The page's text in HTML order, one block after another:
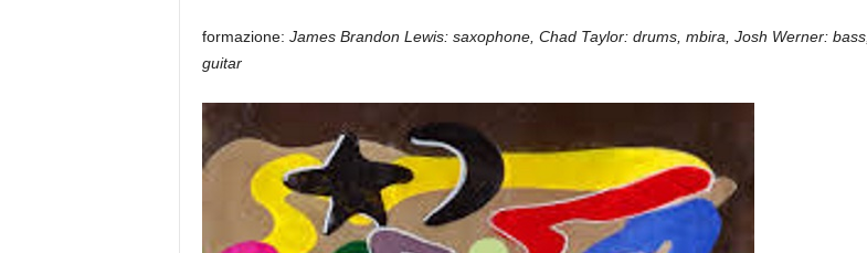
formazione: James Brandon Lewis: saxophone, Chad Taylor: drums, mbira, Josh Werner: bass,
guitar